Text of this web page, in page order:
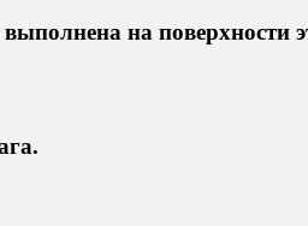
на поверхности